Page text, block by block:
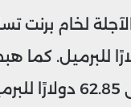
عند 64.86 دولارًا